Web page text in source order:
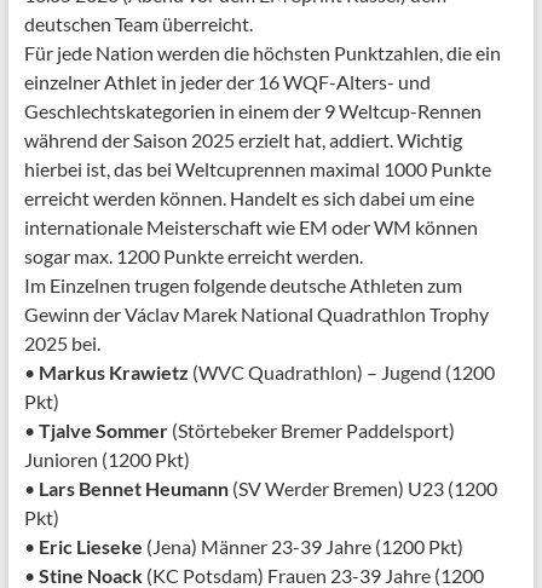
deutschen Team überreicht.
Für jede Nation werden die höchsten Punktzahlen, die ein
einzelner Athlet in jeder der 16 WQF-Alters- und
Geschlechtskategorien in einem der 9 Weltcup-Rennen
während der Saison 2025 erzielt hat, addiert. Wichtig
hierbei ist, das bei Weltcuprennen maximal 1000 Punkte
erreicht werden können. Handelt es sich dabei um eine
internationale Meisterschaft wie EM oder WM können
sogar max. 1200 Punkte erreicht werden.
Im Einzelnen trugen folgende deutsche Athleten zum
Gewinn der Václav Marek National Quadrathlon Trophy
2025 bei.
• Markus Krawietz (WVC Quadrathlon) – Jugend (1200
Pkt)
• Tjalve Sommer(Störtebeker Bremer Paddelsport)
Junioren (1200 Pkt)
• Lars Bennet Heumann(SV Werder Bremen) U23 (1200
Pkt)
• Eric Lieseke (Jena) Männer 23-39 Jahre (1200 Pkt)
• Stine Noack(KC Potsdam) Frauen 23-39 Jahre (1200